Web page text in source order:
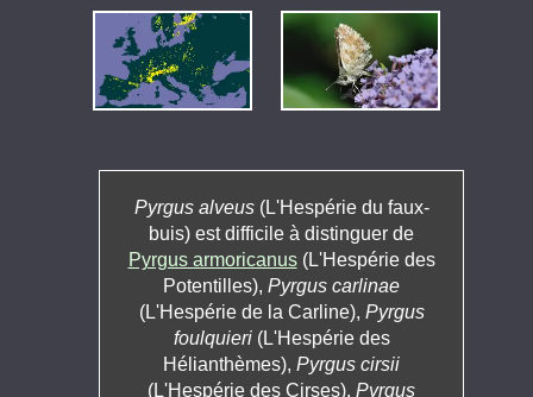
Pyrgus alveus(L'Hespérie du faux-
buis) est difficile à distinguer de
Pyrgus armoricanus(L'Hespérie des
Potentilles), Pyrgus carlinae
(L'Hespérie de la Carline), Pyrgus
foulquieri(L'Hespérie des
Hélianthèmes), Pyrgus cirsii
(L'Hespérie des Cirses), Pyrgus